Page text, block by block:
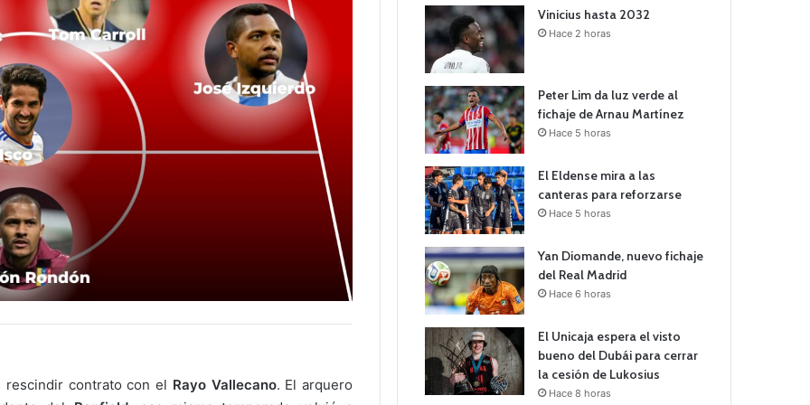
contrato con el Rayo Vallecano. El arquero
Vinicius hasta 2032
Hace 2 horas
Peter Lim da luz verde al
fichaje de Arnau Martínez
Hace 5 horas
El Eldense mira a las
canteras para reforzarse
Hace 5 horas
Yan Diomande, nuevo fichaje
del Real Madrid
Hace 6 horas
El Unicaja espera el visto
bueno del Dubái para cerrar
la cesión de Lukosius
Hace 8 horas